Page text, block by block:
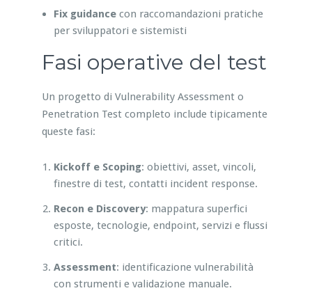
Fix guidancecon raccomandazioni pratiche
per sviluppatori e sistemisti
Fasi operative del test
Un progetto di Vulnerability Assessment o
Penetration Test completo include tipicamente
queste fasi:
Kickoff e Scoping: obiettivi, asset, vincoli,
finestre di test, contatti incident response.
Recon e Discovery: mappatura superfici
esposte, tecnologie, endpoint, servizi e flussi
critici.
Assessment: identificazione vulnerabilità
con strumenti e validazione manuale.